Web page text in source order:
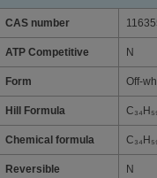
CAS number
ATP Competitive N
Form Off-
Hill Formula
Chemical formula
Reversible N